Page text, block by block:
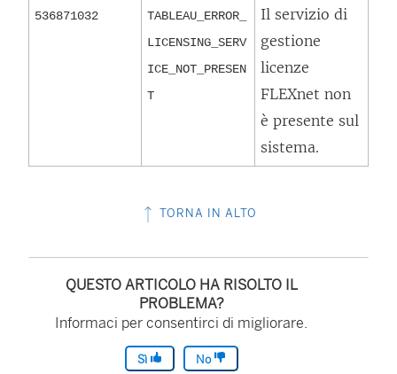
536871032
TABLEAU_ERROR_
LICENSING_SERV
ICE_NOT_PRESEN
T
Il servizio di
gestione
licenze
FLEXnet non
è presente sul
sistema.
TORNA IN ALTO
QUESTO ARTICOLO HA RISOLTO IL
PROBLEMA?
Informaci per consentirci di migliorare.
Sì No